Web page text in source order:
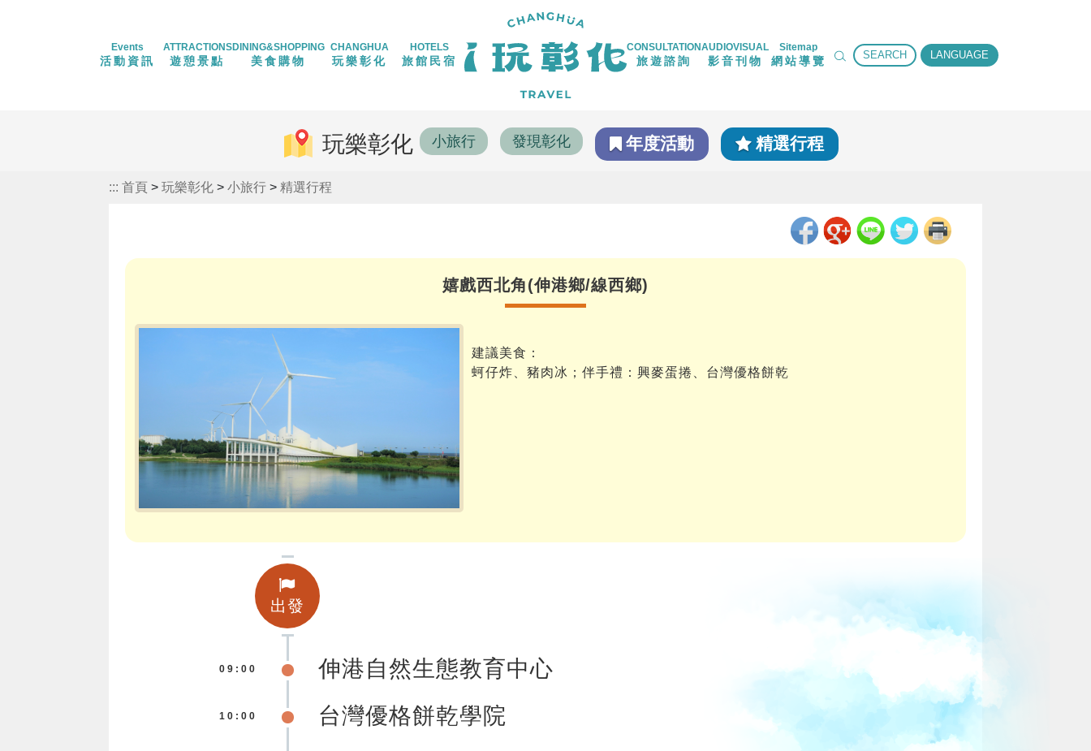
Events
活動資訊
ATTRACTIONS
遊憩景點
DINING&SHOPPING
美食購物
CHANGHUA
玩樂彰化
HOTELS
旅館民宿
CONSULTATION
旅遊諮詢
AUDIOVISUAL
影音刊物
Sitemap
網站導覽 SEARCH LANGUAGE
玩樂彰化 小旅行 發現彰化 年度活動 精選行程
::: 首頁 >玩樂彰化 >小旅行 >精選行程
嬉戲西北角(伸港鄉/線西鄉)
建議美食：
蚵仔炸、豬肉冰；伴手禮：興麥蛋捲、台灣優格餅乾
出發
09:00 伸港自然生態教育中心
10:00 台灣優格餅乾學院